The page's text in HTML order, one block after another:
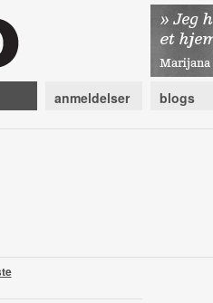
anmeldelser blogs